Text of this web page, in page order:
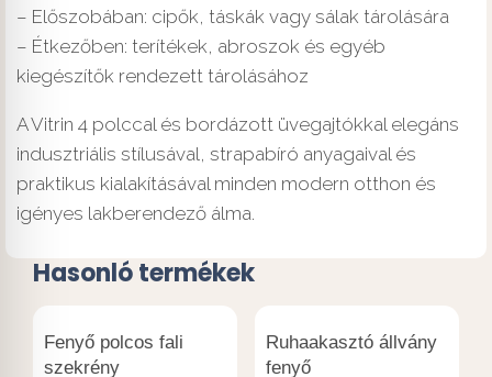
– Előszobában: cipők, táskák vagy sálak tárolására
– Étkezőben: terítékek, abroszok és egyéb
kiegészítők rendezett tárolásához
A Vitrin 4 polccal és bordázott üvegajtókkal elegáns
indusztriális stílusával, strapabíró anyagaival és
praktikus kialakításával minden modern otthon és
igényes lakberendező álma.
Hasonló termékek
Fenyő polcos fali
szekrény
Ruhaakasztó állvány
fenyő